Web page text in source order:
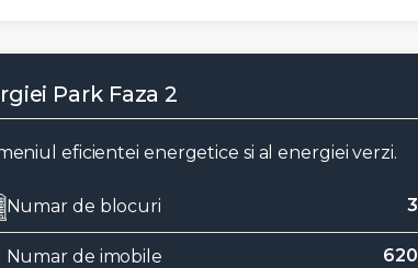
Park Faza 2
eficientei energetice si al energiei verzi.
Numar de blocuri 3
Numar de imobile 620